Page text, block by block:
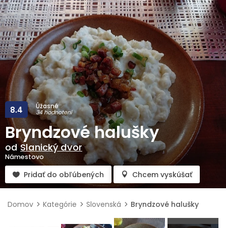
Úžasné
34 hodnotení
8.4
Bryndzové halušky
odSlanický dvor
Námestovo
Pridať do obľúbených Chcem vyskúšať
Domov Kategórie Slovenská Bryndzové halušky